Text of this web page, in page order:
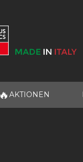
🔥 AKTIONEN